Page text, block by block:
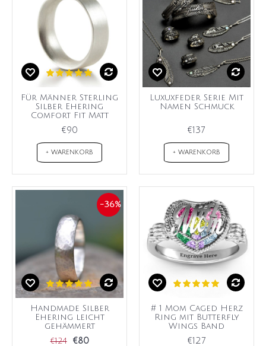
Für Männer Sterling
Silber Ehering
Comfort Fit Matt
€90
+ WARENKORB
Luxuxfeder Serie Mit
Namen Schmuck
€137
+ WARENKORB
-36%
Handmade Silber
Ehering leicht
gehämmert
€124 €80
# 1 Mom Caged Herz
Ring mit Butterfly
Wings Band
€127